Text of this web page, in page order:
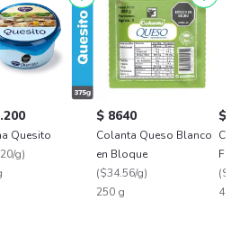
Quesito
g)
$ 8640
Colanta Queso Blanco
en Bloque
($34.56/g)
250 g
$
(